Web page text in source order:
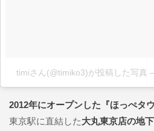
timiさん(@timiko3)が投稿した写真 –
2012年にオープンした『ほっぺタウ
東京駅に直結した大丸東京店の地